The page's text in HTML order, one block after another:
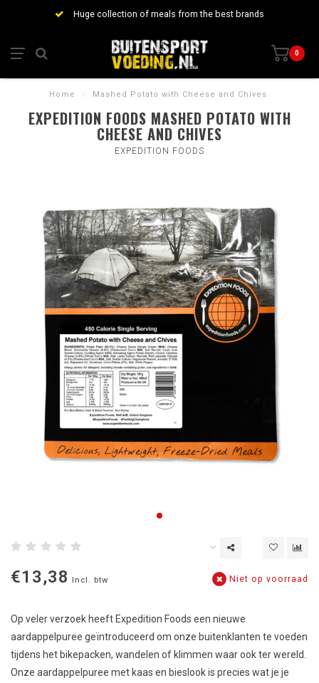
Huge collection of meals from the best brands
0
Home / Mashed Potato with Cheese and Chives
EXPEDITION FOODS MASHED POTATO WITH
CHEESE AND CHIVES
EXPEDITION FOODS
€13,38 Incl. btw Niet op voorraad
Op veler verzoek heeft Expedition Foods een nieuwe
aardappelpuree geïntroduceerd om onze buitenklanten te voeden
tijdens het bikepacken, wandelen of klimmen waar ook ter wereld.
Onze aardappelpuree met kaas en bieslook is precies wat je je